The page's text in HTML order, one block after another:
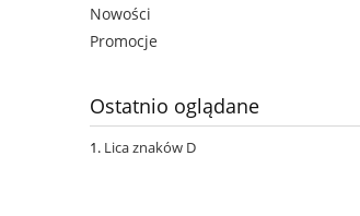
Nowości
Promocje
Ostatnio oglądane
Lica znaków D